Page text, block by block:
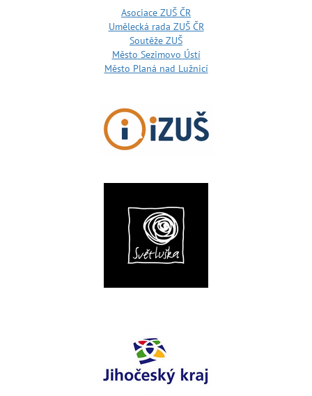
Asociace ZUŠ ČR
Umělecká rada ZUŠ ČR
Soutěže ZUŠ
Město Sezimovo Ústí
Město Planá nad Lužnicí